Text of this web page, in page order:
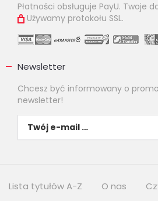
Płatności obsługuje PayU. Twoje
Używamy protokołu SSL.
Newsletter
Chcesz być informowany o
newsletter!
Lista tytułów A-Z O nas